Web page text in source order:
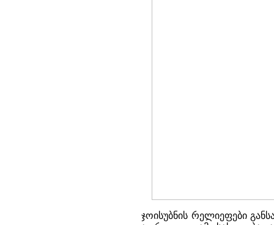
ჯოისუბნის რელიეფები